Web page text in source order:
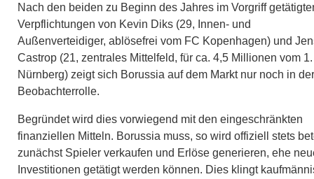
Nach den beiden zu Beginn des Jahres im Vorgriff
Verpflichtungen von Kevin Diks (29, Innen- und
Außenverteidiger, ablösefrei vom FC Kopenhagen) und
Castrop (21, zentrales Mittelfeld, für ca. 4,5 Millionen vom
Nürnberg) zeigt sich Borussia auf dem Markt nur noch in der
Beobachterrolle.
Begründet wird dies vorwiegend mit den eingeschränkten
finanziellen Mitteln. Borussia muss, so wird offiziell stets
zunächst Spieler verkaufen und Erlöse generieren, ehe
Investitionen getätigt werden können. Dies klingt